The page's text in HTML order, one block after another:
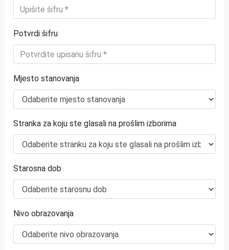
Potvrdi šifru
Mjesto stanovanja
Stranka za koju ste glasali na prošlim izborima
Starosna dob
Nivo obrazovanja